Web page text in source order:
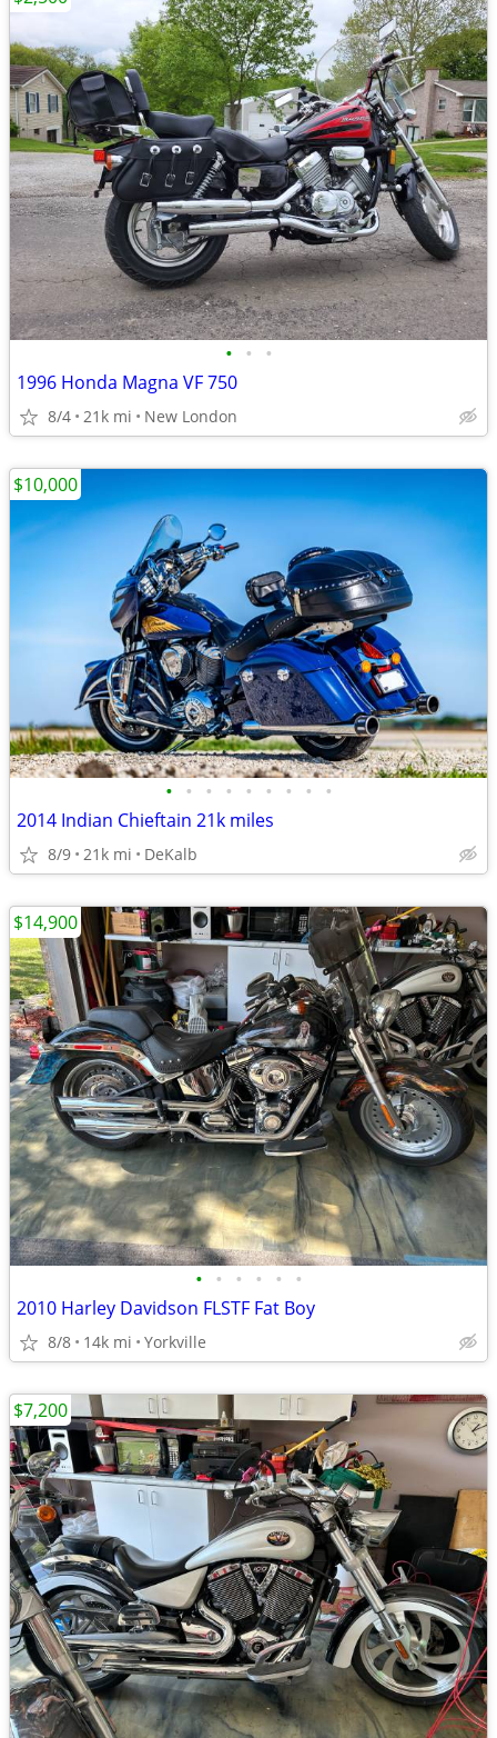
• • •
1996 Honda Magna VF 750
8/4 21k mi New London
• • • • • • • • •
2014 Indian Chieftain 21k miles
8/9 21k mi DeKalb
$10,000
• • • • • •
2010 Harley Davidson FLSTF Fat Boy
8/8 14k mi Yorkville
$14,900
$7,200